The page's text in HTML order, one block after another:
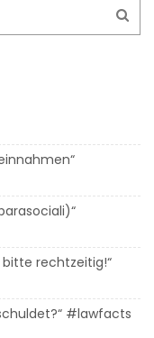
bitte rechtzeitig!“
#lawfacts